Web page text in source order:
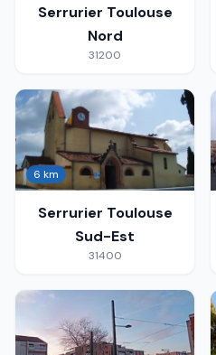
Serrurier Toulouse
Nord
31200
6 km
Serrurier Toulouse
Sud-Est
31400